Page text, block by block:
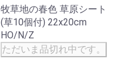
牧草地の春色 草原シート
(草10個付) 22x20cm
HO/N/Z
ただいま品切れ中です。